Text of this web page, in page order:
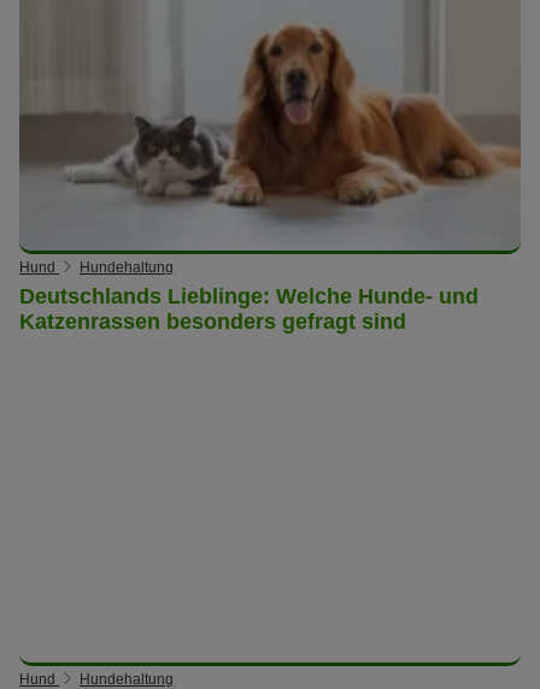
Hund Hundehaltung
Deutschlands Lieblinge: Welche Hunde- und
Katzenrassen besonders gefragt sind
Hund Hundehaltung